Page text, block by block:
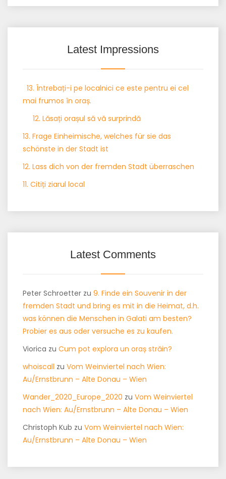
Latest Impressions
13. Întrebați-i pe localnici ce este pentru ei cel
mai frumos în oraș.
12. Lăsați orașul să vă surprindă
13. Frage Einheimische, welches für sie das
schönste in der Stadt ist
12. Lass dich von der fremden Stadt überraschen
11. Citiți ziarul local
Latest Comments
Peter Schroetter zu 9. Finde ein Souvenir in der
fremden Stadt und bring es mit in die Heimat, d.h.
was können die Menschen in Galati am besten?
Probier es aus oder versuche es zu kaufen.
Viorica zu Cum pot explora un oraș străin?
whoiscall zu Vom Weinviertel nach Wien:
Au/Ernstbrunn – Alte Donau – Wien
Wander_2020_Europe_2020 zu Vom Weinviertel
nach Wien: Au/Ernstbrunn – Alte Donau – Wien
Christoph Kub zu Vom Weinviertel nach Wien:
Au/Ernstbrunn – Alte Donau – Wien